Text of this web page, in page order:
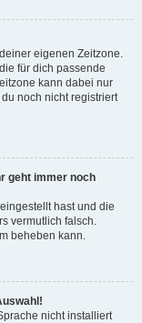
eigenen Zeitzone.
für dich passende
kann dabei nur
noch nicht registriert
geht immer noch
hast und die
vermutlich falsch.
beheben kann.
nicht installiert